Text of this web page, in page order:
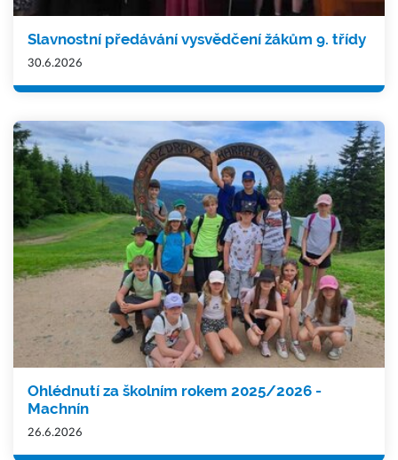
Slavnostní předávání vysvědčení žákům 9. třídy
30.6.2026
Ohlédnutí za školním rokem 2025/2026 -
Machnín
26.6.2026